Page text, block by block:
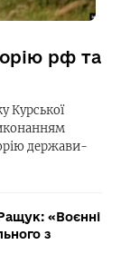
рф та
Курської
держави-
«Воєнні
з